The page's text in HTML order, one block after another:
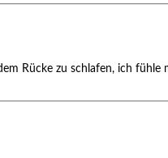
Rücke zu schlafen, ich